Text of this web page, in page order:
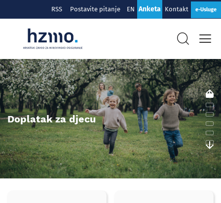
RSS Postavite pitanje EN Anketa Kontakt e-Usluge
Hrvatski
zavod
za
mirovinsko
osiguranje
Doplatak za djecu